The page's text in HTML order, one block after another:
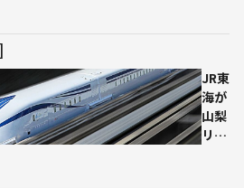
味の
谷越
えら
れな
かっ
に活
用
進和
建設
JR東
海が
山梨
リニ